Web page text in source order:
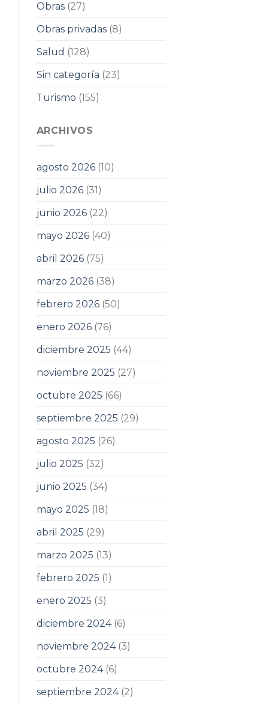
Obras(27)
Obras privadas(8)
Salud (128)
Sin categoría (23)
Turismo (155)
ARCHIVOS
agosto 2026(10)
julio 2026(31)
junio 2026(22)
mayo 2026(40)
abril 2026(75)
marzo 2026(38)
febrero 2026(50)
enero 2026(76)
diciembre 2025 (44)
noviembre 2025 (27)
octubre 2025 (66)
septiembre 2025 (29)
agosto 2025 (26)
julio 2025 (32)
junio 2025 (34)
mayo 2025 (18)
abril 2025 (29)
marzo 2025 (13)
febrero 2025 (1)
enero 2025 (3)
diciembre 2024(6)
noviembre 2024(3)
octubre 2024(6)
septiembre 2024(2)